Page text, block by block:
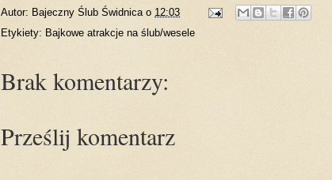
Autor: Bajeczny Ślub Świdnica o 12:03
Etykiety: Bajkowe atrakcje na ślub/wesele
Brak komentarzy:
Prześlij komentarz